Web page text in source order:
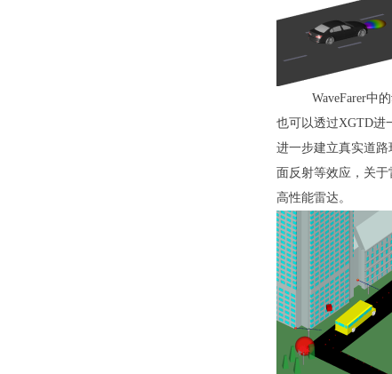
WaveFarer中
也可以透过XGTD进
进一步建立真实道
面反射等效应，关
高性能雷达。